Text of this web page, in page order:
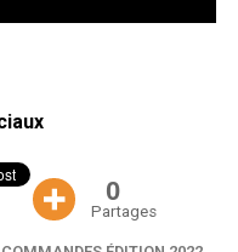
0
Partages